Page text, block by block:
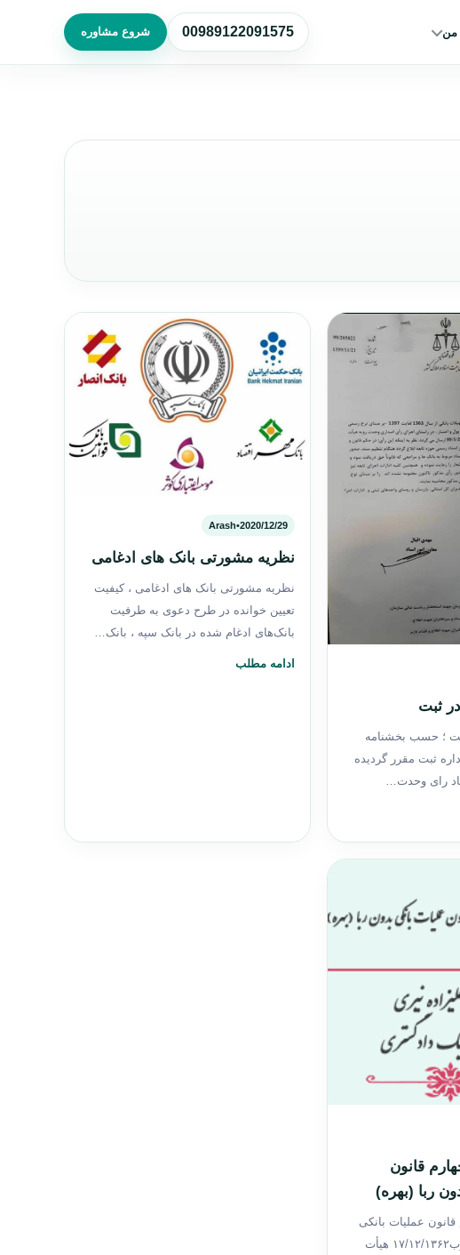
من 00989122091575 شروع مشاوره
ثبت
؛ حسب بخشنامه
ثبت مقرر گردیده
رای وحدت…
2020/12/29
•
Arash
نظریه مشورتی بانک های ادغامی
نظریه مشورتی بانک های ادغامی ، کیفیت
تعیین خوانده در طرح دعوی به طرفیت
بانک‌های ادغام شده در بانک سپه ، بانک…
ادامه مطلب
قانون
ربا (بهره)
قانون عملیات بانکی
بدون ربا (بهره) مصوب۱۷/۱۲/۱۳۶۲ ‌هیأت